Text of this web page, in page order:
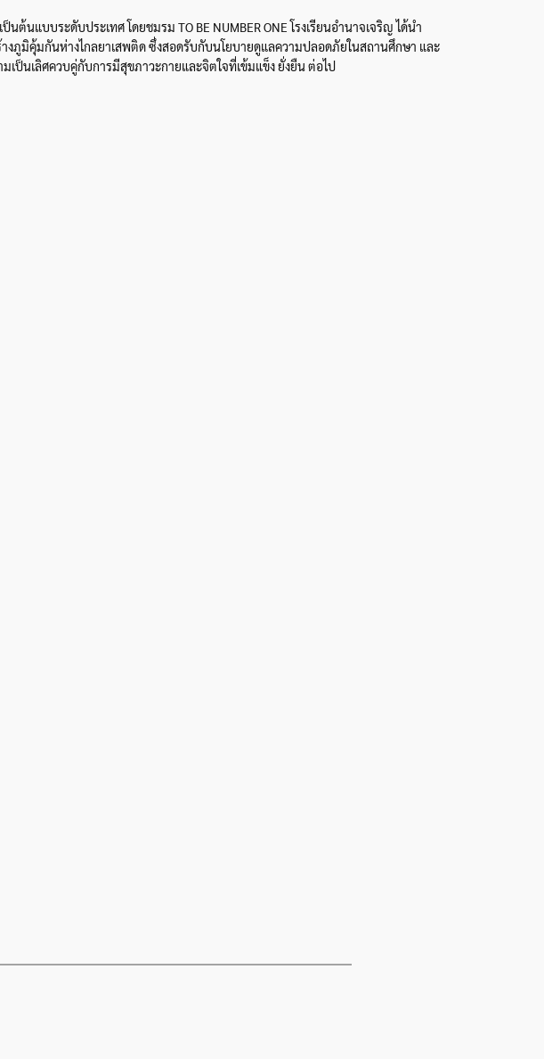
แบบระดับประเทศ โดยชมรม TO BE NUMBER ONE โรงเรียนอำนาจเจริญ ได้นำ
งภูมิคุ้มกันห่างไกลยาเสพติด ซึ่งสอดรับกับนโยบายดูแลความปลอดภัยในสถานศึกษา และ
ป็นเลิศควบคู่กับการมีสุขภาวะกายและจิตใจที่เข้มแข็ง ยั่งยืน ต่อไป